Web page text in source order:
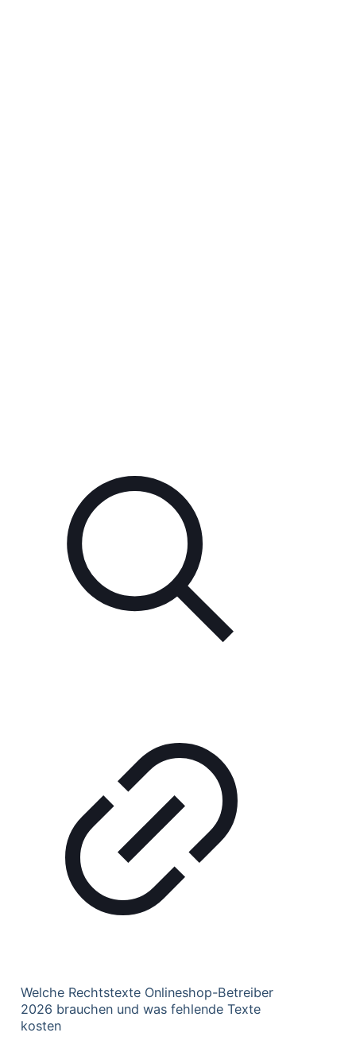
Welche Rechtstexte Onlineshop-Betreiber
2026 brauchen und was fehlende Texte
kosten